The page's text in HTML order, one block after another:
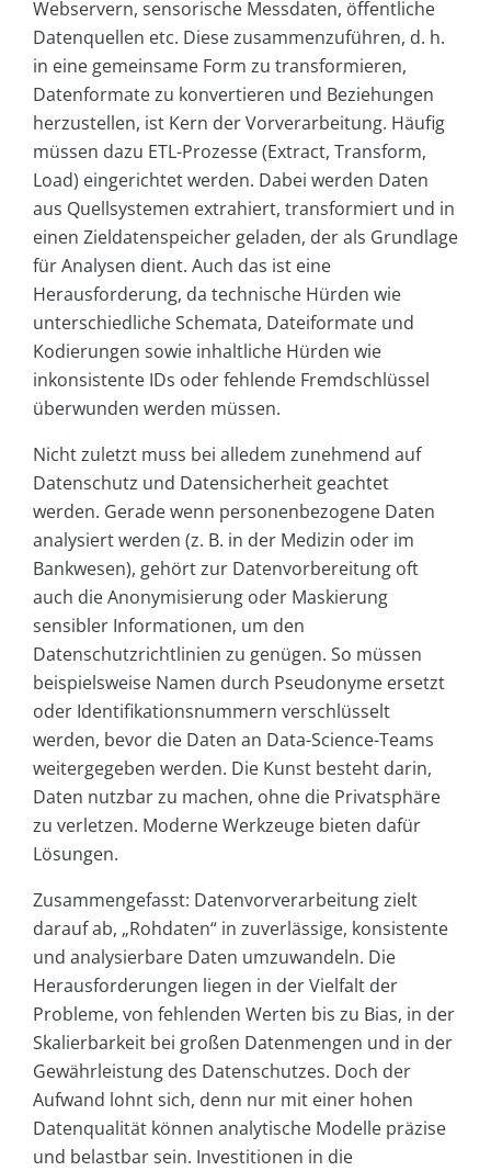
Webservern, sensorische Messdaten, öffentliche
Datenquellen etc. Diese zusammenzuführen, d. h.
in eine gemeinsame Form zu transformieren,
Datenformate zu konvertieren und Beziehungen
herzustellen, ist Kern der Vorverarbeitung. Häufig
müssen dazu ETL-Prozesse (Extract, Transform,
Load) eingerichtet werden. Dabei werden Daten
aus Quellsystemen extrahiert, transformiert und in
einen Zieldatenspeicher geladen, der als Grundlage
für Analysen dient. Auch das ist eine
Herausforderung, da technische Hürden wie
unterschiedliche Schemata, Dateiformate und
Kodierungen sowie inhaltliche Hürden wie
inkonsistente IDs oder fehlende Fremdschlüssel
überwunden werden müssen.
Nicht zuletzt muss bei alledem zunehmend auf
Datenschutz und Datensicherheit geachtet
werden. Gerade wenn personenbezogene Daten
analysiert werden (z. B. in der Medizin oder im
Bankwesen), gehört zur Datenvorbereitung oft
auch die Anonymisierung oder Maskierung
sensibler Informationen, um den
Datenschutzrichtlinien zu genügen. So müssen
beispielsweise Namen durch Pseudonyme ersetzt
oder Identifikationsnummern verschlüsselt
werden, bevor die Daten an Data-Science-Teams
weitergegeben werden. Die Kunst besteht darin,
Daten nutzbar zu machen, ohne die Privatsphäre
zu verletzen. Moderne Werkzeuge bieten dafür
Lösungen.
Zusammengefasst: Datenvorverarbeitung zielt
darauf ab, „Rohdaten“ in zuverlässige, konsistente
und analysierbare Daten umzuwandeln. Die
Herausforderungen liegen in der Vielfalt der
Probleme, von fehlenden Werten bis zu Bias, in der
Skalierbarkeit bei großen Datenmengen und in der
Gewährleistung des Datenschutzes. Doch der
Aufwand lohnt sich, denn nur mit einer hohen
Datenqualität können analytische Modelle präzise
und belastbar sein. Investitionen in die